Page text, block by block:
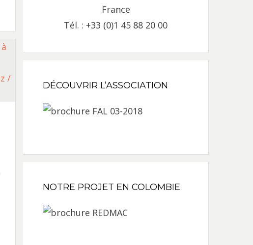
France
Tél. : +33 (0)1 45 88 20 00
DÉCOUVRIR L’ASSOCIATION
NOTRE PROJET EN COLOMBIE